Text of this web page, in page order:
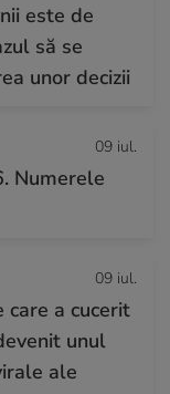
este de
să se
unor decizii
09 iul.
Numerele
09 iul.
care a cucerit
unul
ale